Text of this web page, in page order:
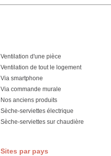
Ventilation d'une pièce
Ventilation de tout le logement
Via smartphone
Via commande murale
Nos anciens produits
Sèche-serviettes électrique
Sèche-serviettes sur chaudière
Sites par pays